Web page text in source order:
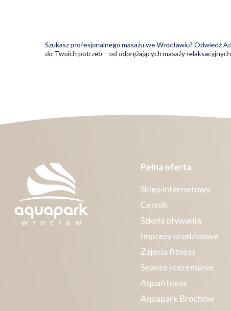
Szukasz profesjonalnego masażu we Wrocławiu? Odwiedź
do Twoich potrzeb – od odprężających masaży
Pełna oferta
Sklep internetowy
Cennik
Szkoła pływania
Imprezy urodzinowe
Zajęcia fitness
Seanse i ceremonie
Aquafitness
Aquapark Brochów